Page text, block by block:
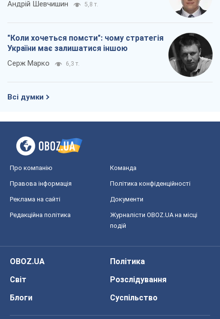
Андрій Шевчишин 5,8 т.
"Коли хочеться помсти": чому стратегія
України має залишатися іншою
Серж Марко 6,3 т.
Всі думки
Про компанію Команда
Правова інформація Політика конфіденційності
Реклама на сайті Документи
Редакційна політика
Журналісти OBOZ.UA на місці
подій
OBOZ.UA
Політика
Світ
Розслідування
Блоги
Суспільство